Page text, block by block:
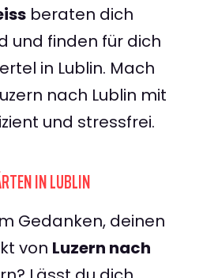
beraten dich
und finden für dich
in Lublin. Mach
nach Lublin mit
und stressfrei.
IN LUBLIN
Gedanken, deinen
von Luzern nach